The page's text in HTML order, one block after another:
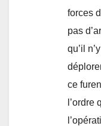
forces
pas
qu’il
ce